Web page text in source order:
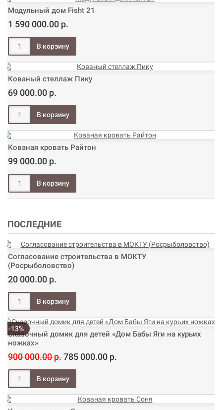
Модульный дом Fisht 21
1 590 000.00 р.
Кованый стеллаж Пику
69 000.00 р.
Кованая кровать Райтон
99 000.00 р.
ПОСЛЕДНИЕ
Согласование строительства в МОКТУ
(Росрыболовство)
20 000.00 р.
-13%
Сказочный домик для детей «Дом Бабы Яги на курьих
ножках»
900 000.00 р.785 000.00 р.